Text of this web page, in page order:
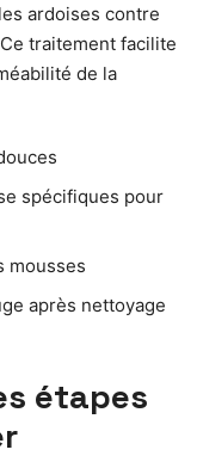
ardoises contre
traitement facilite
de la
spécifiques pour
mousses
après nettoyage
étapes